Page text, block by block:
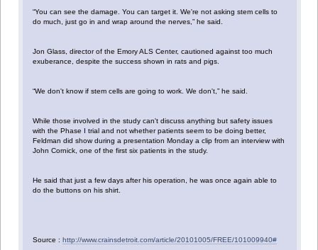
“You can see the damage. You can target it. We're not asking stem cells to
do much, just go in and wrap around the nerves,” he said.
Jon Glass, director of the Emory ALS Center, cautioned against too much
exuberance, despite the success shown in rats and pigs.
“We don't know if stem cells are going to work. We don't,” he said.
While those involved in the study can't discuss anything but safety issues
with the Phase I trial and not whether patients seem to be doing better,
Feldman did show during a presentation Monday a clip from an interview with
John Cornick, one of the first six patients in the study.
He said that just a few days after his operation, he was once again able to
do the buttons on his shirt.
Source :http://www.crainsdetroit.com/article/20101005/FREE/101009940#